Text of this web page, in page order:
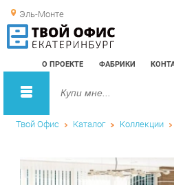
Эль-Монте
О ПРОЕКТЕ ФАБРИКИ
Твой Офис Каталог Коллекции